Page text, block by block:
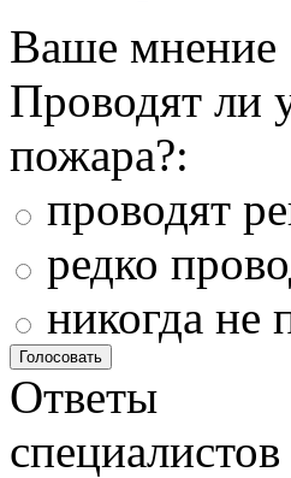
Ваше мнение
Проводят ли
пожара?:
проводят
редко
никогда не
Ответы
специалистов